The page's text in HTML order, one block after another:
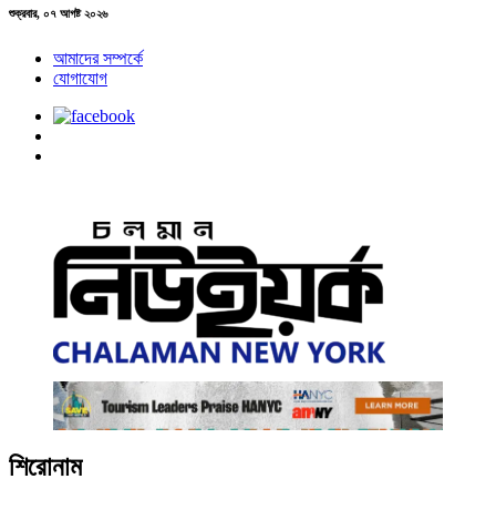
শুক্রবার, ০৭ আগষ্ট ২০২৬
আমাদের সম্পর্কে
যোগাযোগ
শিরোনাম